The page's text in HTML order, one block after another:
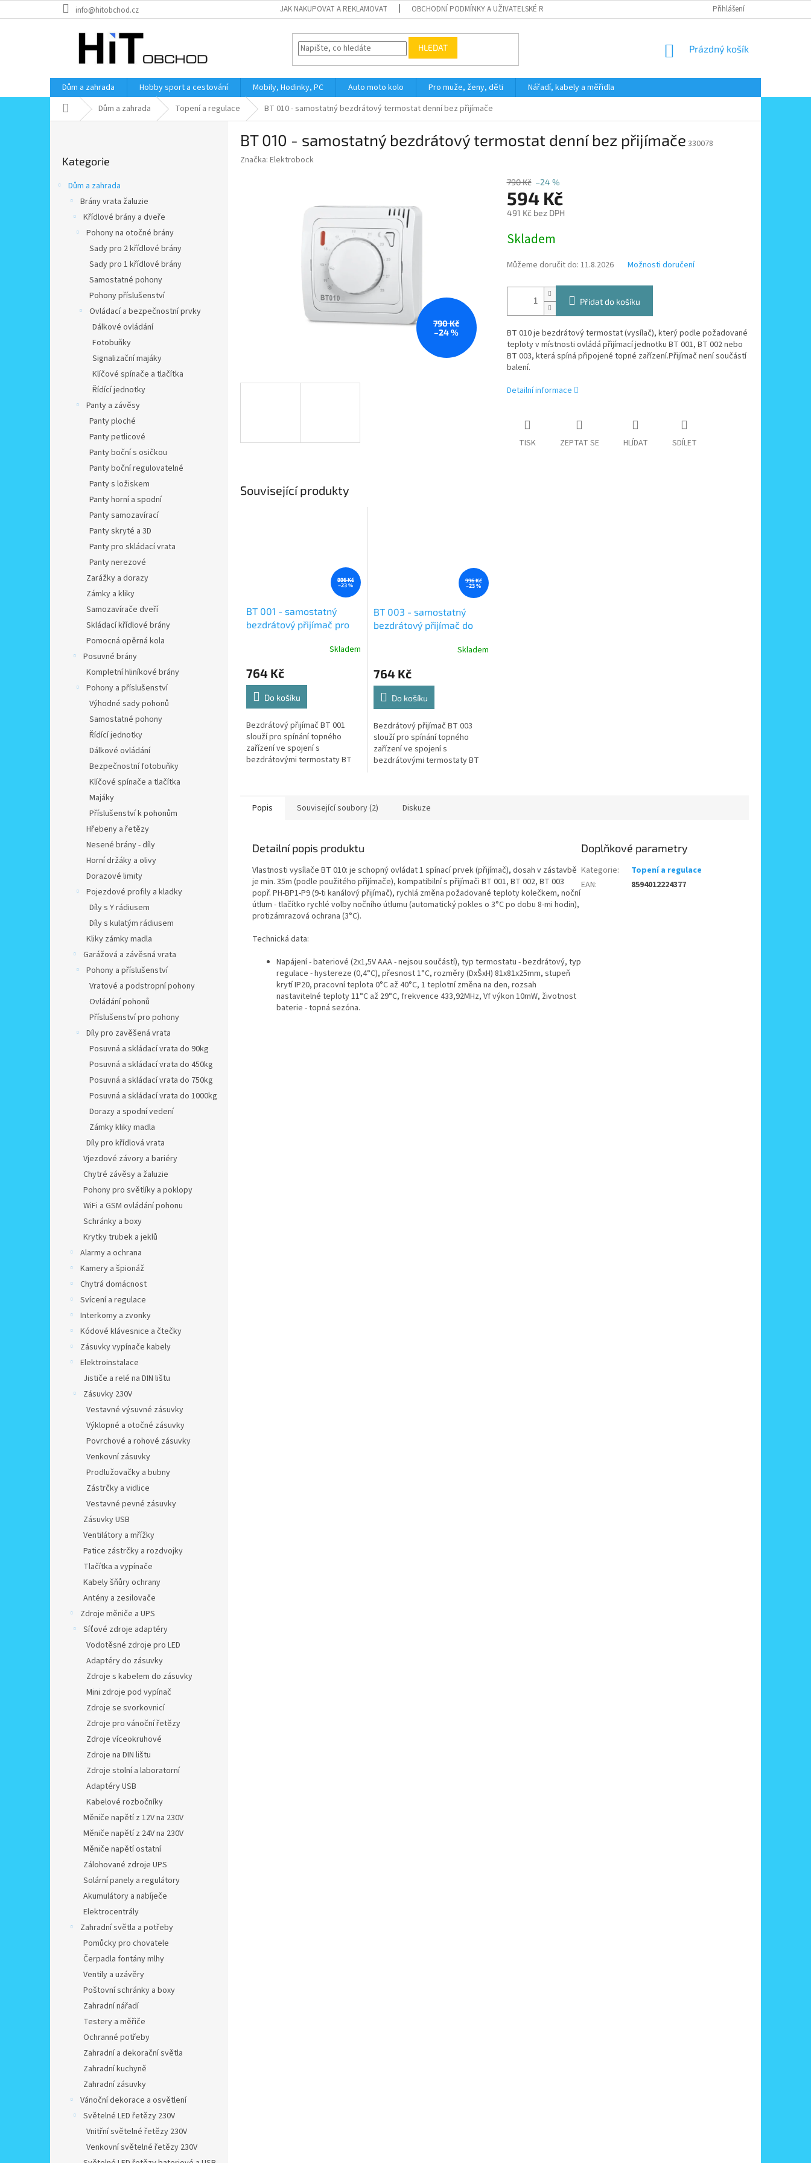
na
info@hitobchod.cz JAK NAKUPOVAT A REKLAMOVAT OBCHODNÍ PODMÍNKY A UŽIVATELSKÉ RADY KONTAKT
Přihlášení
HLEDAT
NÁKUPNÍ
Prázdný košík
Dům a zahrada Hobby sport a cestování Mobily, Hodinky, PC Auto moto kolo Pro muže, ženy, děti
Nářadí, kabely a měřidla
Domů Dům a zahrada Topení a regulace BT 010 - samostatný bezdrátový termostat denní bez přijímače
kategorie
Kategorie
Dům a zahrada
Brány vrata žaluzie
Křídlové brány a dveře
Pohony na otočné brány
Sady pro 2 křídlové brány
Sady pro 1 křídlové brány
Samostatné pohony
Pohony příslušenství
Ovládací a bezpečnostní prvky
Dálkové ovládání
Fotobuňky
Signalizační majáky
Klíčové spínače a tlačítka
Řídící jednotky
Panty a závěsy
Panty ploché
Panty petlicové
Panty boční s osičkou
Panty boční regulovatelné
Panty s ložiskem
Panty horní a spodní
Panty samozavírací
Panty skryté a 3D
Panty pro skládací vrata
Panty nerezové
Zarážky a dorazy
Zámky a kliky
Samozavírače dveří
Skládací křídlové brány
Pomocná opěrná kola
Posuvné brány
Kompletní hliníkové brány
Pohony a příslušenství
Výhodné sady pohonů
Samostatné pohony
Řídící jednotky
Dálkové ovládání
Bezpečnostní fotobuňky
Klíčové spínače a tlačítka
Majáky
Příslušenství k pohonům
Hřebeny a řetězy
Nesené brány - díly
Horní držáky a olivy
Dorazové limity
Pojezdové profily a kladky
Díly s Y rádiusem
Díly s kulatým rádiusem
Kliky zámky madla
Garážová a závěsná vrata
Pohony a příslušenství
Vratové a podstropní pohony
Ovládání pohonů
Příslušenství pro pohony
Díly pro zavěšená vrata
Posuvná a skládací vrata do 90kg
Posuvná a skládací vrata do 450kg
Posuvná a skládací vrata do 750kg
Posuvná a skládací vrata do 1000kg
Dorazy a spodní vedení
Zámky kliky madla
Díly pro křídlová vrata
Vjezdové závory a bariéry
Chytré závěsy a žaluzie
Pohony pro světlíky a poklopy
WiFi a GSM ovládání pohonu
Schránky a boxy
Krytky trubek a jeklů
Alarmy a ochrana
Kamery a špionáž
Chytrá domácnost
Svícení a regulace
Interkomy a zvonky
Kódové klávesnice a čtečky
Zásuvky vypínače kabely
Elektroinstalace
Jističe a relé na DIN lištu
Zásuvky 230V
Vestavné výsuvné zásuvky
Výklopné a otočné zásuvky
Povrchové a rohové zásuvky
Venkovní zásuvky
Prodlužovačky a bubny
Zástrčky a vidlice
Vestavné pevné zásuvky
Zásuvky USB
Ventilátory a mřížky
Patice zástrčky a rozdvojky
Tlačítka a vypínače
Kabely šňůry ochrany
Antény a zesilovače
Zdroje měniče a UPS
Síťové zdroje adaptéry
Vodotěsné zdroje pro LED
Adaptéry do zásuvky
Zdroje s kabelem do zásuvky
Mini zdroje pod vypínač
Zdroje se svorkovnicí
Zdroje pro vánoční řetězy
Zdroje víceokruhové
Zdroje na DIN lištu
Zdroje stolní a laboratorní
Adaptéry USB
Kabelové rozbočníky
Měniče napětí z 12V na 230V
Měniče napětí z 24V na 230V
Měniče napětí ostatní
Zálohované zdroje UPS
Solární panely a regulátory
Akumulátory a nabíječe
Elektrocentrály
Zahradní světla a potřeby
Pomůcky pro chovatele
Čerpadla fontány mlhy
Ventily a uzávěry
Poštovní schránky a boxy
Zahradní nářadí
Testery a měřiče
Ochranné potřeby
Zahradní a dekorační světla
Zahradní kuchyně
Zahradní zásuvky
Vánoční dekorace a osvětlení
Světelné LED řetězy 230V
Vnitřní světelné řetězy 230V
Venkovní světelné řetězy 230V
BT 010 - samostatný bezdrátový termostat denní bez přijímače 330078
Značka: Elektrobock
790 Kč
–24 %
790 Kč –24 %
594 Kč
491 Kč bez DPH
cena:
Skladem
Můžeme doručit do: 11.8.2026 Možnosti doručení
Přidat do košíku
BT 010 je bezdrátový termostat (vysílač), který podle požadované
teploty v místnosti ovládá přijímací jednotku BT 001, BT 002 nebo
BT 003, která spíná připojené topné zařízení.Přijímač není součástí
balení.
Detailní informace
TISK ZEPTAT SE HLÍDAT SDÍLET
Související produkty
996 Kč
–23 %
BT 001 - samostatný
bezdrátový přijímač pro
Skladem
764 Kč
Do košíku
Bezdrátový přijímač BT 001
slouží pro spínání topného
zařízení ve spojení s
bezdrátovými termostaty BT
996 Kč
–23 %
BT 003 - samostatný
bezdrátový přijímač do
termostatické vysílačeSkladem
764 Kč
Do košíku
Bezdrátový přijímač BT 003
slouží pro spínání topného
zařízení ve spojení s
bezdrátovými termostaty BT
Popis Související soubory (2) Diskuze
Detailní popis produktu
Vlastnosti vysílače BT 010: je schopný ovládat 1 spínací prvek (přijímač), dosah v zástavbě
je min. 35m (podle použitého přijímače), kompatibilní s přijímači BT 001, BT 002, BT 003
popř. PH-BP1-P9 (9-ti kanálový přijímač), rychlá změna požadované teploty kolečkem, noční
útlum - tlačítko rychlé volby nočního útlumu (automatický pokles o 3°C po dobu 8-mi hodin),
protizámrazová ochrana (3°C).
Technická data:
Napájení - bateriové (2x1,5V AAA - nejsou součástí), typ termostatu - bezdrátový, typ
regulace - hystereze (0,4°C), přesnost 1°C, rozměry (DxŠxH) 81x81x25mm, stupeň
krytí IP20, pracovní teplota 0°C až 40°C, 1 teplotní změna na den, rozsah
nastavitelné teploty 11°C až 29°C, frekvence 433,92MHz, Vf výkon 10mW, životnost
baterie - topná sezóna.
Doplňkové parametry
Kategorie:
Topení a regulace
EAN: 8594012224377